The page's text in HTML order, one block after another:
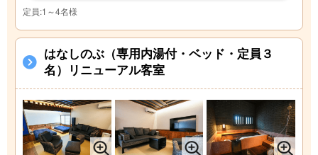
定員:1～4名様
はなしのぶ（専用内湯付・ベッド・定員３
名）リニューアル客室